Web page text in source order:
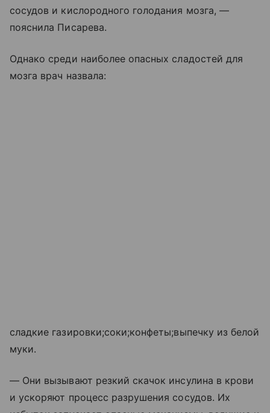
сосудов и кислородного голодания мозга, —
пояснила Писарева.
Однако среди наиболее опасных сладостей для
мозга врач назвала:
сладкие газировки;соки;конфеты;выпечку из белой
муки.
— Они вызывают резкий скачок инсулина в крови
и ускоряют процесс разрушения сосудов. Их